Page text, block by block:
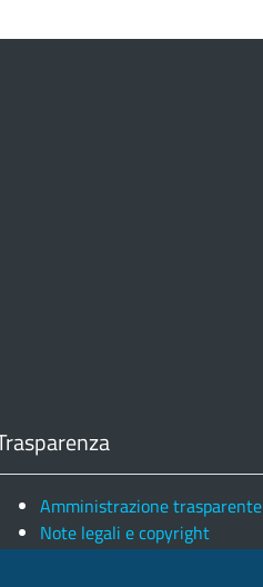
Amministrazione trasparente
Note legali e copyright